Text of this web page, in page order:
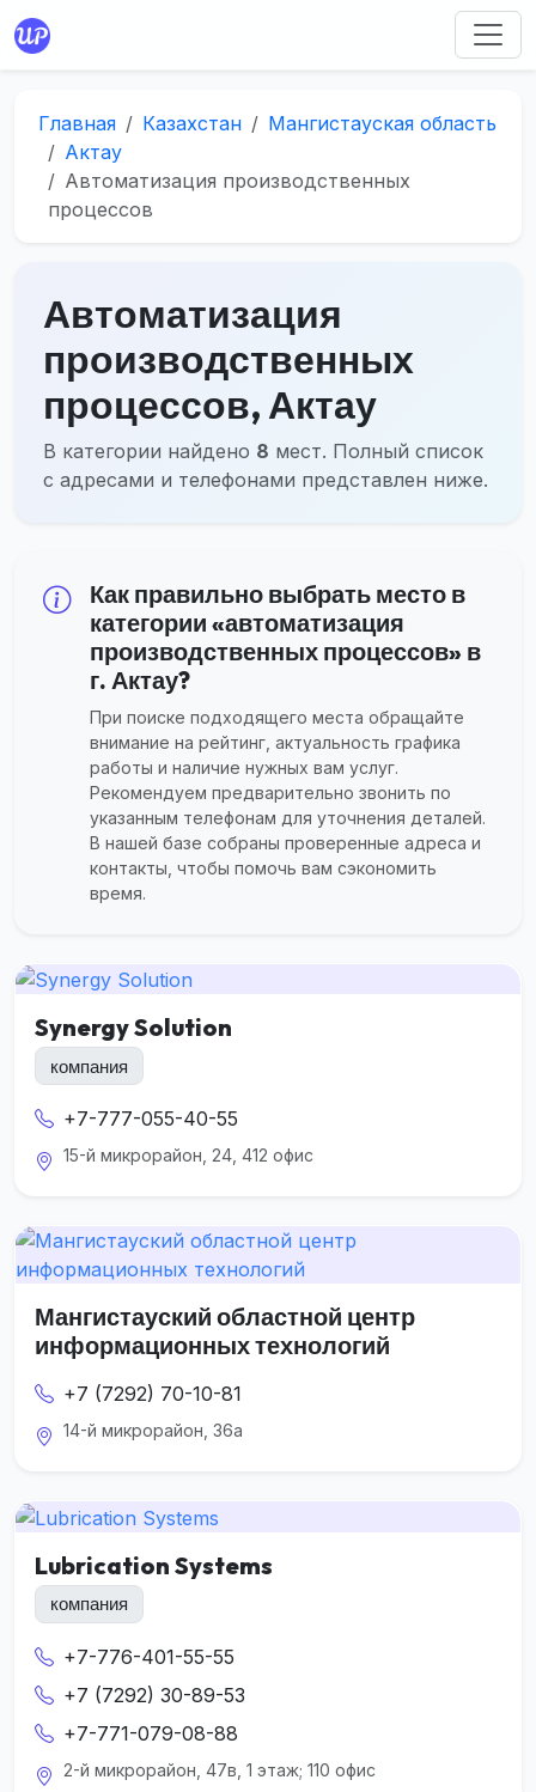
Главная Казахстан
Мангистауская область
Актау
Автоматизация производственных
процессов
Автоматизация
производственных
процессов, Актау
В категории найдено 8 мест. Полный список
с адресами и телефонами представлен ниже.
Как правильно выбрать место в
категории «автоматизация
производственных процессов» в
г. Актау?
При поиске подходящего места обращайте
внимание на рейтинг, актуальность графика
работы и наличие нужных вам услуг.
Рекомендуем предварительно звонить по
указанным телефонам для уточнения деталей.
В нашей базе собраны проверенные адреса и
контакты, чтобы помочь вам сэкономить
время.
Synergy Solution
компания
+7-777-055-40-55
15-й микрорайон, 24, 412 офис
Мангистауский областной центр
информационных технологий
+7 (7292) 70-10-81
14-й микрорайон, 36а
Lubrication Systems
компания
+7-776-401-55-55
+7 (7292) 30-89-53
+7-771-079-08-88
2-й микрорайон, 47в, 1 этаж; 110 офис